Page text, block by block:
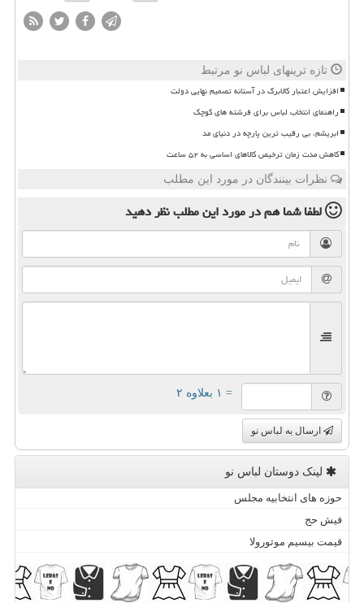
تازه ترینهای لباس نو مرتبط
افزایش اعتبار کالابرگ در آستانه تصمیم نهایی دولت
راهنمای انتخاب لباس برای فرشته های کوچک
ابریشم، بی رقیب ترین پارچه در دنیای مد
کاهش مدت زمان ترخیص کالاهای اساسی به ۵۲ ساعت
نظرات بینندگان در مورد این مطلب
لطفا شما همدر مورد این مطلبنظر دهید
= ۱ بعلاوه ۲
ارسال به لباس نو
لینک دوستان لباس نو
حوزه های انتخابیه مجلس
فیش حج
قیمت بیسیم موتورولا